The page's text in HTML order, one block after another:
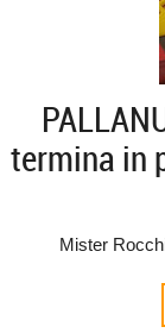
termina in
Mister